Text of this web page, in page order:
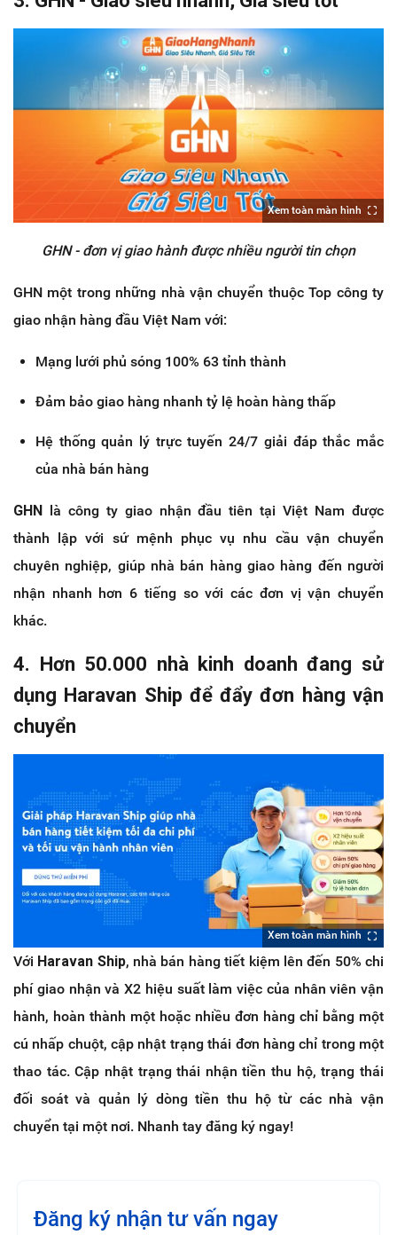
Xem toàn màn hình
GHN - đơn vị giao hành được nhiều người tin chọn
GHN một trong những nhà vận chuyển thuộc Top công ty
giao nhận hàng đầu Việt Nam với:
Mạng lưới phủ sóng 100% 63 tỉnh thành
Đảm bảo giao hàng nhanh tỷ lệ hoàn hàng thấp
Hệ thống quản lý trực tuyến 24/7 giải đáp thắc mắc
của nhà bán hàng
GHN là công ty giao nhận đầu tiên tại Việt Nam được
thành lập với sứ mệnh phục vụ nhu cầu vận chuyển
chuyên nghiệp, giúp nhà bán hàng giao hàng đến người
nhận nhanh hơn 6 tiếng so với các đơn vị vận chuyển
khác.
4. Hơn 50.000 nhà kinh doanh đang sử
dụng Haravan Ship để đẩy đơn hàng vận
chuyển
Xem toàn màn hình
Với Haravan Ship, nhà bán hàng tiết kiệm lên đến 50% chi
phí giao nhận và X2 hiệu suất làm việc của nhân viên vận
hành, hoàn thành một hoặc nhiều đơn hàng chỉ bằng một
cú nhấp chuột, cập nhật trạng thái đơn hàng chỉ trong một
thao tác. Cập nhật trạng thái nhận tiền thu hộ, trạng thái
đối soát và quản lý dòng tiền thu hộ từ các nhà vận
chuyển tại một nơi. Nhanh tay đăng ký ngay!
Đăng ký nhận tư vấn ngay